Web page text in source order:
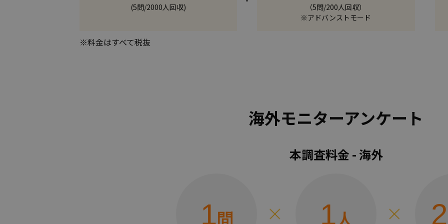
(5問/2000人回収)
（5問/200人回収）
※アドバンストモード
※料金はすべて税抜
海外モニターアンケート
本調査料金 - 海外
1問 1 人